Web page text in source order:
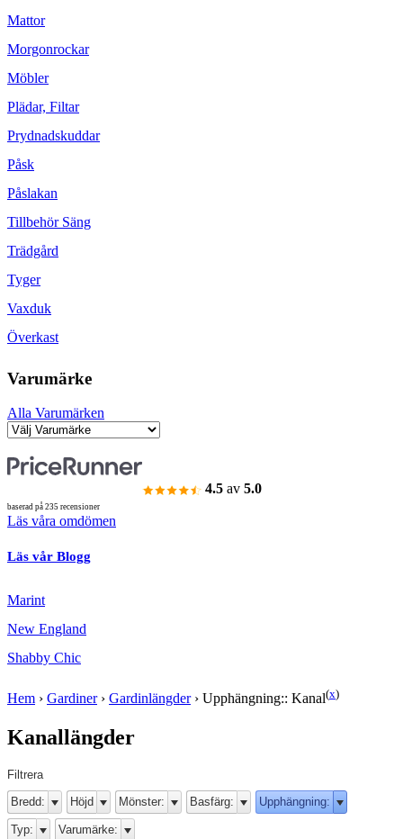
Mattor
Morgonrockar
Möbler
Plädar, Filtar
Prydnadskuddar
Påsk
Påslakan
Tillbehör Säng
Trädgård
Tyger
Vaxduk
Överkast
Varumärke
Alla Varumärken
4.5 av 5.0
baserad på 235 recensioner
Läs våra omdömen
Läs vår Blogg
Marint
New England
Shabby Chic
Hem › Gardiner› Gardinlängder› Upphängning:: Kanal(x)
Kanallängder
Filtrera
Bredd:
Höjd Mönster: Basfärg: Upphängning:
Typ: Varumärke: